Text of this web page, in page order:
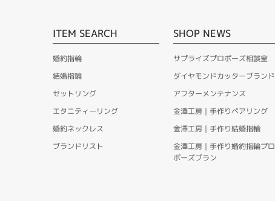
ITEM SEARCH
婚約指輪
結婚指輪
セットリング
エタニティーリング
婚約ネックレス
ブランドリスト
SHOP NEWS
サプライズプロポーズ相談室
ダイヤモンドカッターブランド
アフターメンテナンス
金澤工房｜手作りペアリング
金澤工房｜手作り結婚指輪
金澤工房｜手作り婚約指輪プロ
ポーズプラン